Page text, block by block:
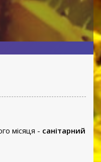
місяця - санітарний